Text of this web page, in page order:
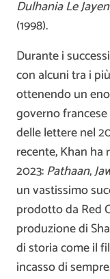
Dulhania Le
(1998).
Durante i
con alcuni tra i
ottenendo un
governo
delle lettere nel
recente, Khan
2023:Pathaan,
un vastissimo
prodotto da Red
produzione di
di storia come il
incasso di